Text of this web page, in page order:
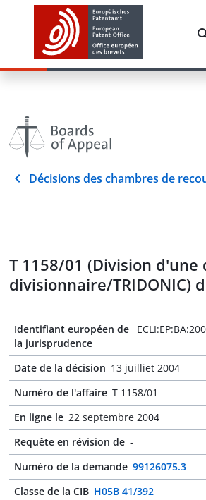
Décisions des chambres de
T 1158/01 (Division d'une
divisionnaire/TRIDONIC)
Identifiant européen de
la jurisprudence
Date de la décision 13 juilliet 2004
Numéro de l'affaire T 1158/01
En ligne le 22 septembre 2004
Requête en révision de -
Numéro de la demande 99126075.3
Classe de la CIB H05B 41/392